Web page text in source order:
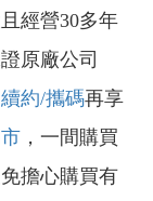
經營30多年
原廠公司
續約/攜碼再享
，一間購買
擔心購買有